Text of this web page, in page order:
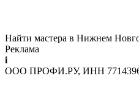
Найти мастера в Нижнем
Реклама
i
ООО ПРОФИ.РУ, ИНН